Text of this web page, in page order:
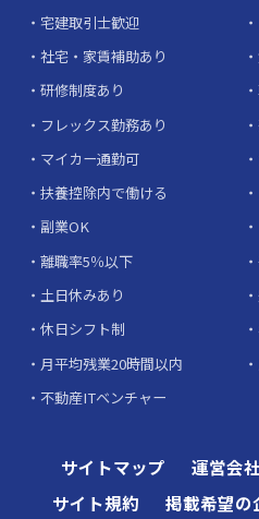
宅建取引士歓迎
社宅・家賃補助あり
研修制度あり
フレックス勤務あり
マイカー通勤可
扶養控除内で働ける
副業OK
離職率5％以下
土日休みあり
休日シフト制
月平均残業20時間以内
不動産ITベンチャー
サイトマップ 運営会社
サイト規約
掲載希望の